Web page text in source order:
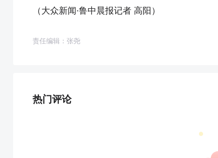
（大众新闻·鲁中晨报记者 高阳）
责任编辑：张尧
热门评论